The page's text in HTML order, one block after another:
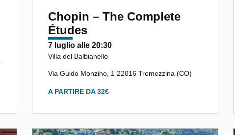
Chopin – The Complete
Études
7 luglio alle 20:30
Villa del Balbianello
Via Guido Monzino, 1 22016 Tremezzina (CO)
A PARTIRE DA 32€